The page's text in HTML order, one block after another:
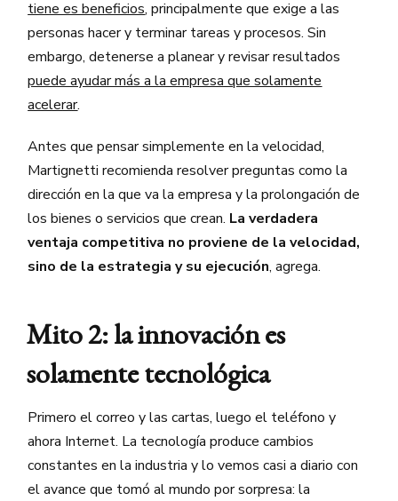
tiene es beneficios, principalmente que exige a las
personas hacer y terminar tareas y procesos. Sin
embargo, detenerse a planear y revisar resultados
puede ayudar más a la empresa que solamente
acelerar.
Antes que pensar simplemente en la velocidad,
Martignetti recomienda resolver preguntas como la
dirección en la que va la empresa y la prolongación de
los bienes o servicios que crean. La verdadera
ventaja competitiva no proviene de la velocidad,
sino de la estrategia y su ejecución, agrega.
Mito 2: la innovación es
solamente tecnológica
Primero el correo y las cartas, luego el teléfono y
ahora Internet. La tecnología produce cambios
constantes en la industria y lo vemos casi a diario con
el avance que tomó al mundo por sorpresa: la